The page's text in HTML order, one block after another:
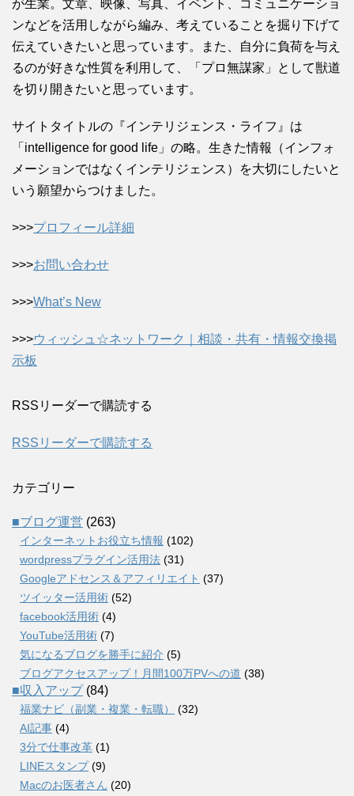
が生業。文章、映像、写真、イベント、コミュニケーショ
ンなどを活用しながら編み、考えていることを掘り下げて
伝えていきたいと思っています。また、自分に負荷を与え
るのが好きな性質を利用して、「プロ無謀家」として獣道
を切り開きたいと思っています。
サイトタイトルの『インテリジェンス・ライフ』は
「intelligence for good life」の略。生きた情報（インフォ
メーションではなくインテリジェンス）を大切にしたいと
いう願望からつけました。
>>>プロフィール詳細
>>>お問い合わせ
>>>What’s New
>>>ウィッシュ☆ネットワーク｜相談・共有・情報交換掲
示板
RSSリーダーで購読する
RSSリーダーで購読する
カテゴリー
■ブログ運営 (263)
インターネットお役立ち情報 (102)
wordpressプラグイン活用法 (31)
Googleアドセンス＆アフィリエイト (37)
ツイッター活用術 (52)
facebook活用術 (4)
YouTube活用術 (7)
気になるブログを勝手に紹介 (5)
ブログアクセスアップ！月間100万PVへの道 (38)
■収入アップ(84)
福業ナビ（副業・複業・転職）
(32)
AI記事 (4)
3分で仕事改革 (1)
LINEスタンプ(9)
Macのお医者さん (20)